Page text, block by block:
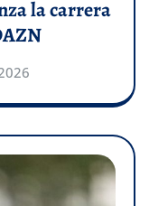
la carrera